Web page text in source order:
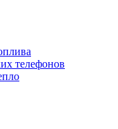
телефонов